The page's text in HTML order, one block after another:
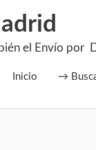
el Envío por
Inicio →